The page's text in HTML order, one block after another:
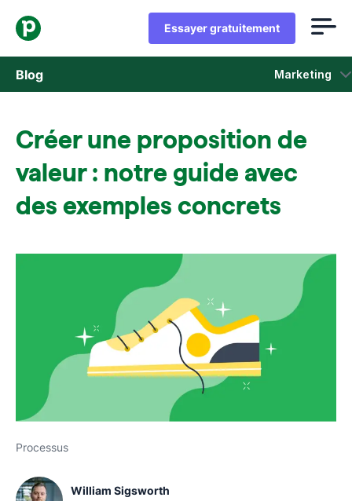
Essayer gratuitement
Blog Marketing
Marketing
Actus Produit
Créer une proposition de
valeur : notre guide avec
des exemples concrets
Processus
William Sigsworth